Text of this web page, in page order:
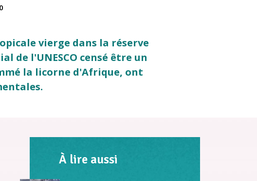
vierge dans la réserve
de l'UNESCO censé être un
la licorne d'Afrique, ont
À lire aussi